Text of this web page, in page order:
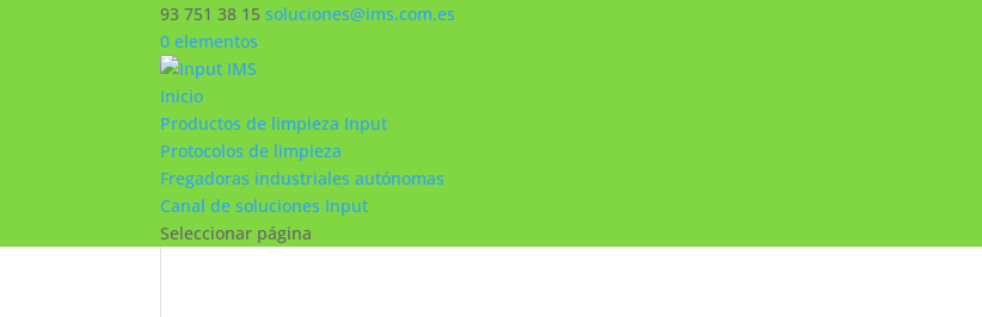
93 751 38 15 soluciones@ims.com.es
0 elementos
Inicio
Productos de limpieza Input
Protocolos de limpieza
Fregadoras industriales autónomas
Canal de soluciones Input
Seleccionar página